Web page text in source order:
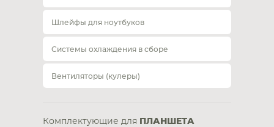
Шлейфы для ноутбуков
Системы охлаждения в сборе
Вентиляторы (кулеры)
Комплектующие для ПЛАНШЕТА